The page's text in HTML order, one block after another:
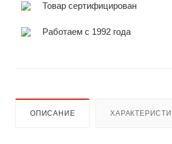
Товар сертифицирован
Работаем с 1992 года
ОПИСАНИЕ